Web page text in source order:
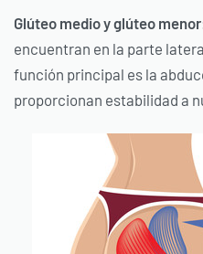
Glúteo medio y glúteo
encuentran en la parte
función principal es la
proporcionan estabilidad a